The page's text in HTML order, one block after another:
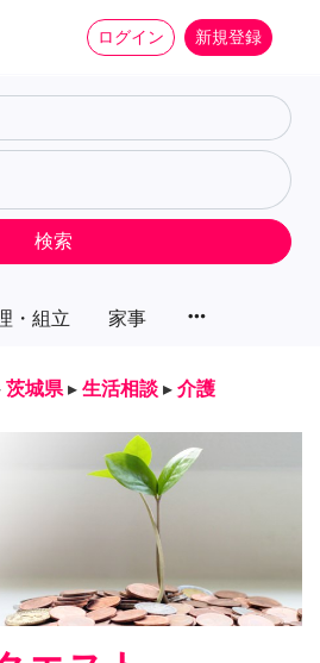
ログイン 新規登録
・組立 家事 more_horiz
検索
茨城県 ▸ 生活相談 ▸ 介護